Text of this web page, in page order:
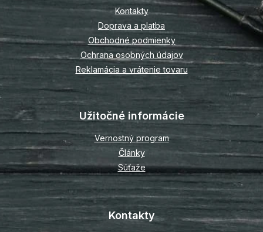
e
Kontakty
Doprava a platba
Obchodné podmienky
Ochrana osobných údajov
Reklamácia a vrátenie tovaru
Užitočné informácie
Vernostný program
Články
Súťaže
Kontakty